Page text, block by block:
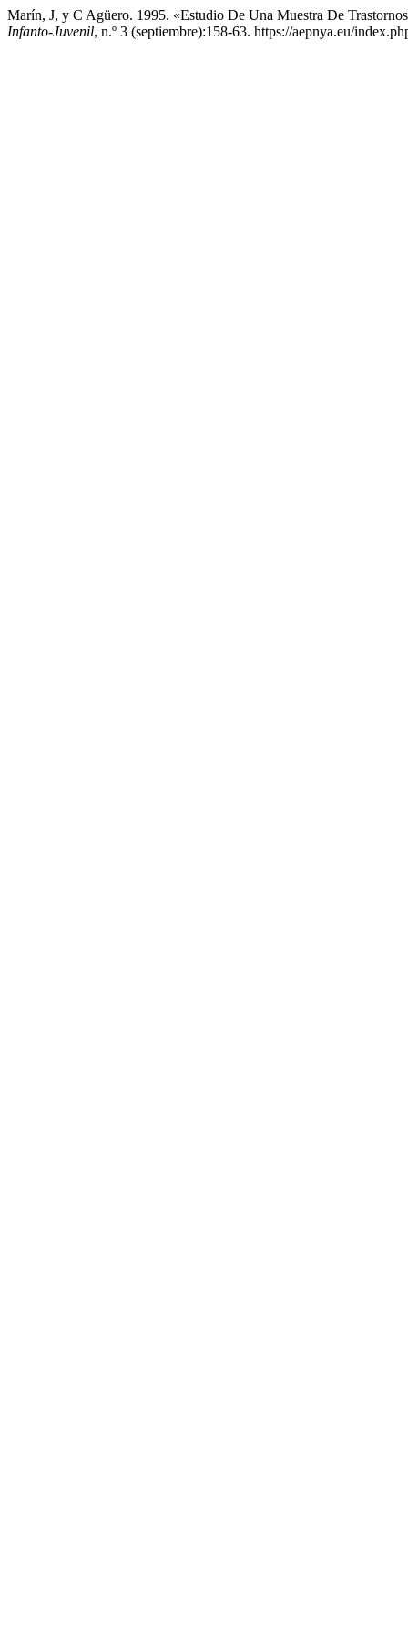
Marín, J, y C Agüero. 1995. «Estudio De Una Muestra De
Infanto-Juvenil, n.º 3 (septiembre):158-63. https://aepnya.eu/